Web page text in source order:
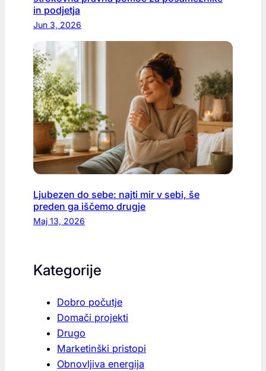
in podjetja
Jun 3, 2026
Ljubezen do sebe: najti mir v sebi, še
preden ga iščemo drugje
Maj 13, 2026
Kategorije
Dobro počutje
Domači projekti
Drugo
Marketinški pristopi
Obnovljiva energija